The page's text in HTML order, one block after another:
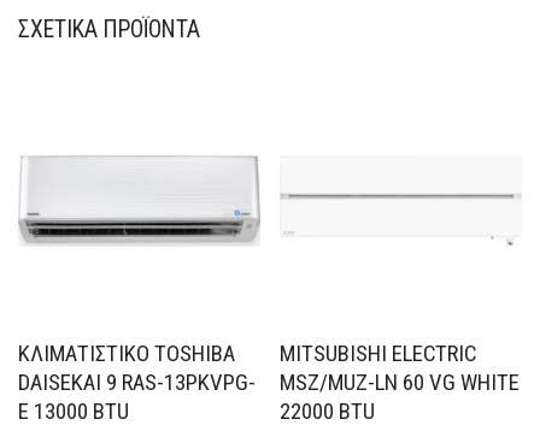
ΣΧΕΤΙΚΆ ΠΡΟΪΌΝΤΑ
ΚΛΙΜΑΤΙΣΤΙΚΟ TOSHIBA
DAISEKAI 9 RAS-13PKVPG-
E 13000 BTU
MITSUBISHI ELECTRIC
MSZ/MUZ-LN 60 VG WHITE
22000 BTU